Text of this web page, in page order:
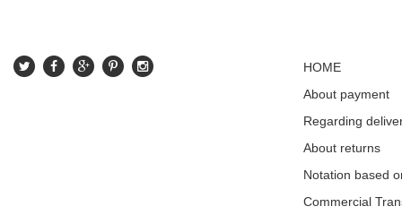
HOME
About payment
Regarding
About returns
Notation based
Commercial